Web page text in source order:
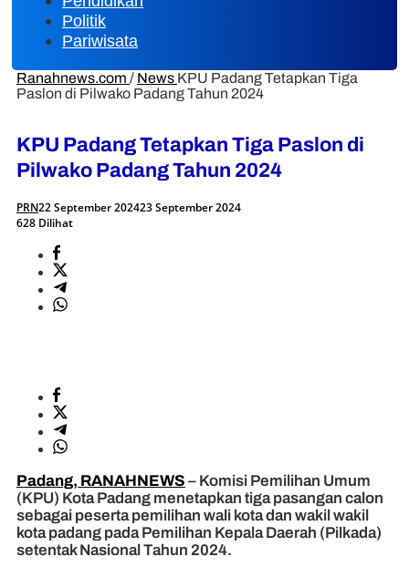
Politik
Pariwisata
Ranahnews.com / News KPU Padang Tetapkan Tiga
Paslon di Pilwako Padang Tahun 2024
KPU Padang Tetapkan Tiga Paslon di
Pilwako Padang Tahun 2024
PRN22 September 202423 September 2024
628 Dilihat
Padang, RANAHNEWS – Komisi Pemilihan Umum
(KPU) Kota Padang menetapkan tiga pasangan calon
sebagai peserta pemilihan wali kota dan wakil wakil
kota padang pada Pemilihan Kepala Daerah (Pilkada)
setentak Nasional Tahun 2024.